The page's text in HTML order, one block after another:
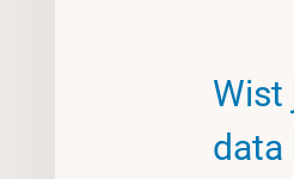
Wist
data